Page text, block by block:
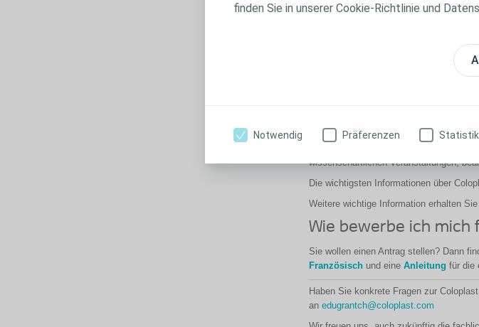
finden Sie in unserer Cookie-Richtlinie und
Notwendig Präferenzen
(Antikorruption, etc.).
Um die Unabhängigkeit der Fachkräfte
Entsprechend dieser Vorgaben stellt
unabhängige Fortbildungsförderung
Einrichtungen und Organisationen
Teilnahme an Fort- und
wissenschaftlichen Veranstaltungen,
Die wichtigsten Informationen über
Weitere wichtige Information erhalten
Wie bewerbe ich mich
Sie wollen einen Antrag stellen? Dann
Französisch und eine Anleitung für die
Haben Sie konkrete Fragen zur
an edugrantch@coloplast.com